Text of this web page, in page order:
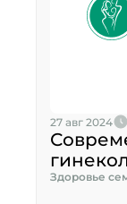
27 авг 2024
Здоровье